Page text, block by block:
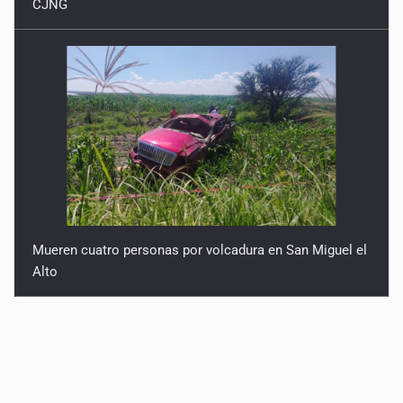
CJNG
Mueren cuatro personas por volcadura en San Miguel el
Alto